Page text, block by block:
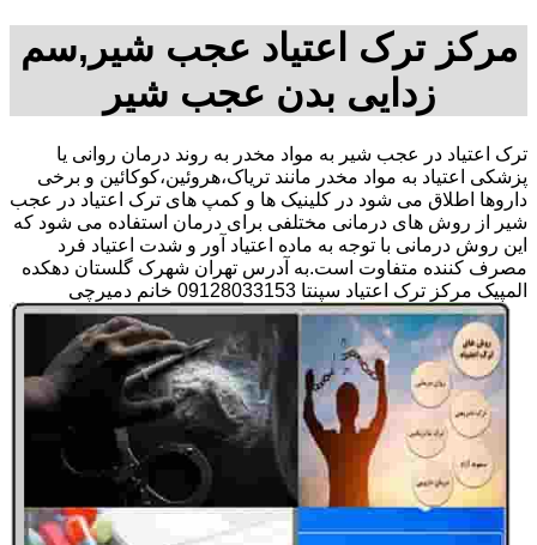
مرکز ترک اعتیاد عجب شیر,سم
زدایی بدن عجب شیر
ترک اعتیاد در عجب شیر به مواد مخدر به روند درمان روانی یا
پزشکی اعتیاد به مواد مخدر مانند تریاک،هروئین،کوکائین و برخی
داروها اطلاق می شود در کلینیک ها و کمپ های ترک اعتیاد در عجب
شیر از روش های درمانی مختلفی برای درمان استفاده می شود که
این روش درمانی با توجه به ماده اعتیاد آور و شدت اعتیاد فرد
مصرف کننده متفاوت است.به آدرس تهران شهرک گلستان دهکده
المپیک مرکز ترک اعتیاد سپنتا 09128033153 خانم دمیرچی